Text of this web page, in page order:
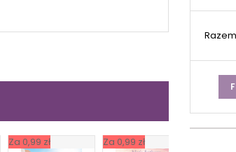
Za 0,99 zł Za 0,99 zł
Razem